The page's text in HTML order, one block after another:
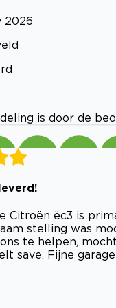
2026
is door de
Citroën ëc3 is
stelling was
te helpen,
save. Fijne